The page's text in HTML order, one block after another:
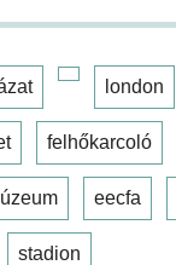
london
felhőkarcoló
eecfa
stadion